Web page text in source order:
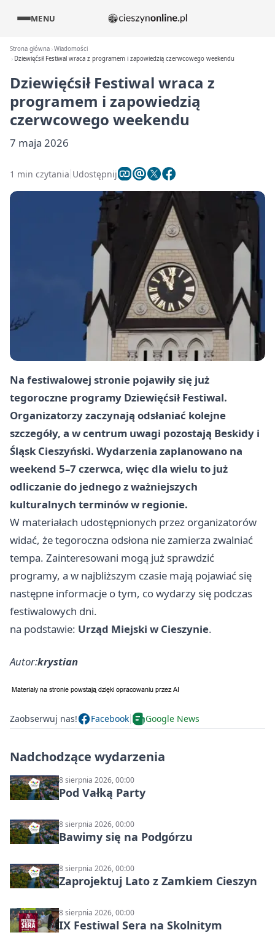
MENU
Strona główna Wiadomości
Dziewięćsił Festiwal wraca z programem i zapowiedzią czerwcowego weekendu
Dziewięćsił Festiwal wraca z
programem i zapowiedzią
czerwcowego weekendu
7 maja 2026
1 min czytania Udostępnij
Na festiwalowej stronie pojawiły się już
tegoroczne programy Dziewięćsił Festiwal.
Organizatorzy zaczynają odsłaniać kolejne
szczegóły, a w centrum uwagi pozostają Beskidy i
Śląsk Cieszyński. Wydarzenia zaplanowano na
weekend 5–7 czerwca, więc dla wielu to już
odliczanie do jednego z ważniejszych
kulturalnych terminów w regionie.
W materiałach udostępnionych przez organizatorów
widać, że tegoroczna odsłona nie zamierza zwalniać
tempa. Zainteresowani mogą już sprawdzić
programy, a w najbliższym czasie mają pojawiać się
następne informacje o tym, co wydarzy się podczas
festiwalowych dni.
na podstawie: Urząd Miejski w Cieszynie.
Autor:krystian
Zaobserwuj nas! Facebook Google News
Nadchodzące wydarzenia
8 sierpnia 2026, 00:00
Pod Vałką Party
8 sierpnia 2026, 00:00
Bawimy się na Podgórzu
8 sierpnia 2026, 00:00
Zaprojektuj Lato z Zamkiem Cieszyn
8 sierpnia 2026, 00:00
IX Festiwal Sera na Skolnitym